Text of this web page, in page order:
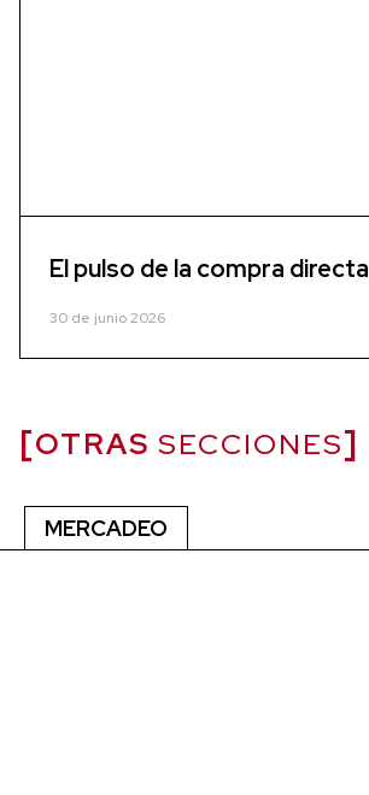
El pulso de la compra directa
30 de junio 2026
OTRAS SECCIONES
MERCADEO